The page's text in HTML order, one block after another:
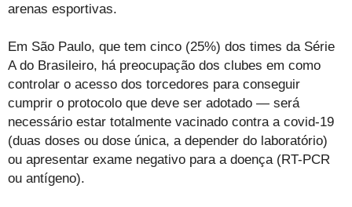
arenas esportivas.
Em São Paulo, que tem cinco (25%) dos times da Série
A do Brasileiro, há preocupação dos clubes em como
controlar o acesso dos torcedores para conseguir
cumprir o protocolo que deve ser adotado — será
necessário estar totalmente vacinado contra a covid-19
(duas doses ou dose única, a depender do laboratório)
ou apresentar exame negativo para a doença (RT-PCR
ou antígeno).